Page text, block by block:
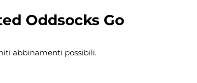
Oddsocks Go
abbinamenti possibili.